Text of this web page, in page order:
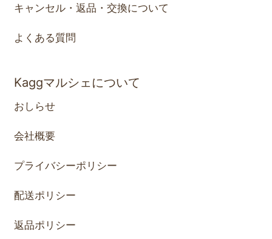
キャンセル・返品・交換について
よくある質問
Kaggマルシェについて
おしらせ
会社概要
プライバシーポリシー
配送ポリシー
返品ポリシー